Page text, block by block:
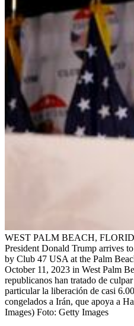
WEST PALM BEACH,
President Donald Trump arrives
by Club 47 USA at the Palm
October 11, 2023 in West Palm
republicanos han tratado de
particular la liberación de casi
congelados a Irán, que apoya a
Images) Foto: Getty Images